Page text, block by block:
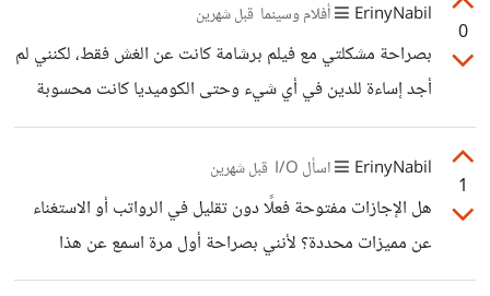
0
ErinyNabil أفلام وسينما قبل شهرين
بصراحة مشكلتي مع فيلم برشامة كانت عن الغش فقط، لكنني لم
أجد إساءة للدين في أي شيء وحتى الكوميديا كانت محسوبة
جيدًا جدًا في أي أمر يتعلق بالدين، وشخصية هشام ماجد لم
تظهر التدين بشكل مبالغ فيه أصلًا بل كان يتحدث عمن يرفضون
الأفعال السيئة وفي نظرهم أن هؤلاء سيلاحقهم العقاب مهما
فعلوا، ولكن مرة أخرى بطريقة كوميدية وليس بالترهيب أو إيذاء
أحد كونه مخالف له في التفكير، ولذلك أي حملات عليه الآن هي
1
ErinyNabil اسأل I/O قبل شهرين
هل الإجازات مفتوحة فعلًا دون تقليل في الرواتب أو الاستغناء
عن مميزات محددة؟ لأنني بصراحة أول مرة اسمع عن هذا
النظام.